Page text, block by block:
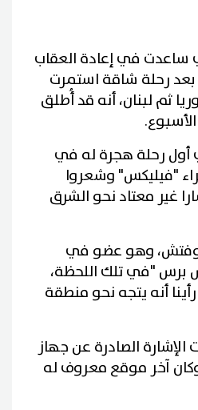
ساعدت في إعادة العقاب
رحلة شاقة استمرت
ثم لبنان، أنه قد أُطلق
رحلة هجرة له في
الخبراء "فيليكس" وشعروا
غير معتاد نحو الشرق
وهو عضو في
برس "في تلك اللحظة،
رأينا أنه يتجه نحو منطقة
الإشارة الصادرة عن جهاز
وكان آخر موقع معروف له